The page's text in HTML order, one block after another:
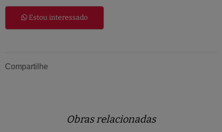
Estou interessado
Compartilhe
Obras relacionadas